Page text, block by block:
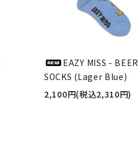
EAZY MISS - BEER
SOCKS (Lager Blue)
2,100円(税込2,310円)